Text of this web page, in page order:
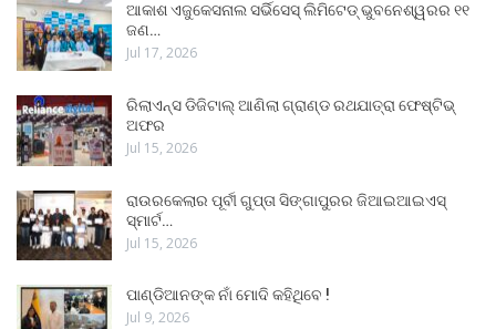
ଆକାଶ ଏଜୁକେସନାଲ ସର୍ଭିସେସ୍ ଲିମିଟେଡ୍ ଭୁବନେଶ୍ୱରର ୧୧
ଜଣ…
Jul 17, 2026
ରିଲାଏନ୍ସ ଡିଜିଟାଲ୍ ଆଣିଲା ଗ୍ରାଣ୍ଡ ରଥଯାତ୍ରା ଫେଷ୍ଟିଭ୍
ଅଫର
Jul 15, 2026
ରାଉରକେଲାର ପୂର୍ବୀ ଗୁପ୍ତା ସିଙ୍ଗାପୁରର ଜିଆଇଆଇଏସ୍
ସ୍ମାର୍ଟ…
Jul 15, 2026
ପାଣ୍ଡିଆନଙ୍କ ନାଁ ମୋଦି କହିଥିବେ !
Jul 9, 2026